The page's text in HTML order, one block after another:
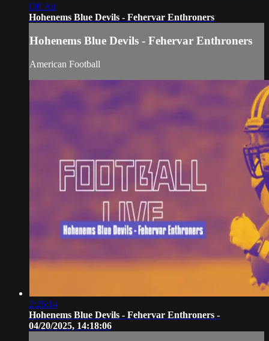
Off Air
Hohenems Blue Devils - Fehervar Enthroners
Hohenems Blue Devils - Fehervar Enthroners
American Football
2:26:14
Hohenems Blue Devils - Fehervar Enthroners -
04/20/2025, 14:18:06